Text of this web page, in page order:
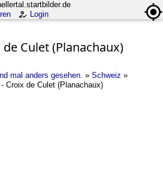
Login
Culet (Planachaux)
mal anders gesehen. » Schweiz »
Croix de Culet (Planachaux)